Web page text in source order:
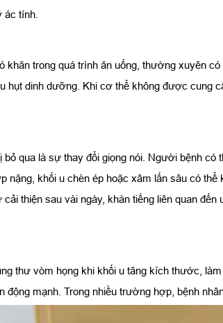
tính.
khăn trong quá trình ăn uống, thường xuyên
hụt dinh dưỡng. Khi cơ thể không được
qua là sự thay đổi giọng nói. Người bệnh
khối u chèn ép hoặc xâm lấn sâu có
thiện sau vài ngày, khàn tiếng liên quan
thư vòm họng khi khối u tăng kích thước,
mạnh. Trong nhiều trường hợp, bệnh